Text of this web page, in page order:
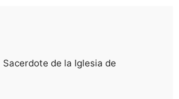
| Sacerdote de la Iglesia de